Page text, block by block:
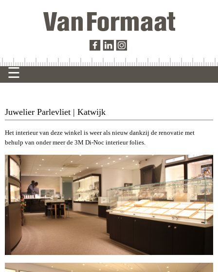
Juwelier Parlevliet | Katwijk
Het interieur van deze winkel is weer als nieuw dankzij de renovatie met
behulp van onder meer de 3M Di-Noc interieur folies.